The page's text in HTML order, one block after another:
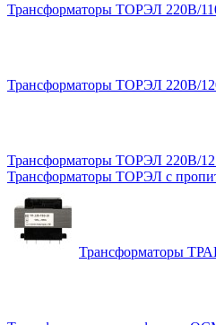
Трансформаторы ТОРЭЛ 220В/
Трансформаторы ТОРЭЛ 220В/
Трансформаторы ТОРЭЛ 220В/
Трансформаторы ТОРЭЛ с
Трансформаторы